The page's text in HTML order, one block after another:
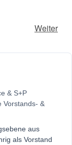
Weiter
& S+P
Vorstands- &
aus
als Vorstand